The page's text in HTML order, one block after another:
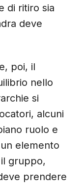
di ritiro sia
deve
poi, il
nello
si
alcuni
ruolo e
elemento
gruppo,
prendere